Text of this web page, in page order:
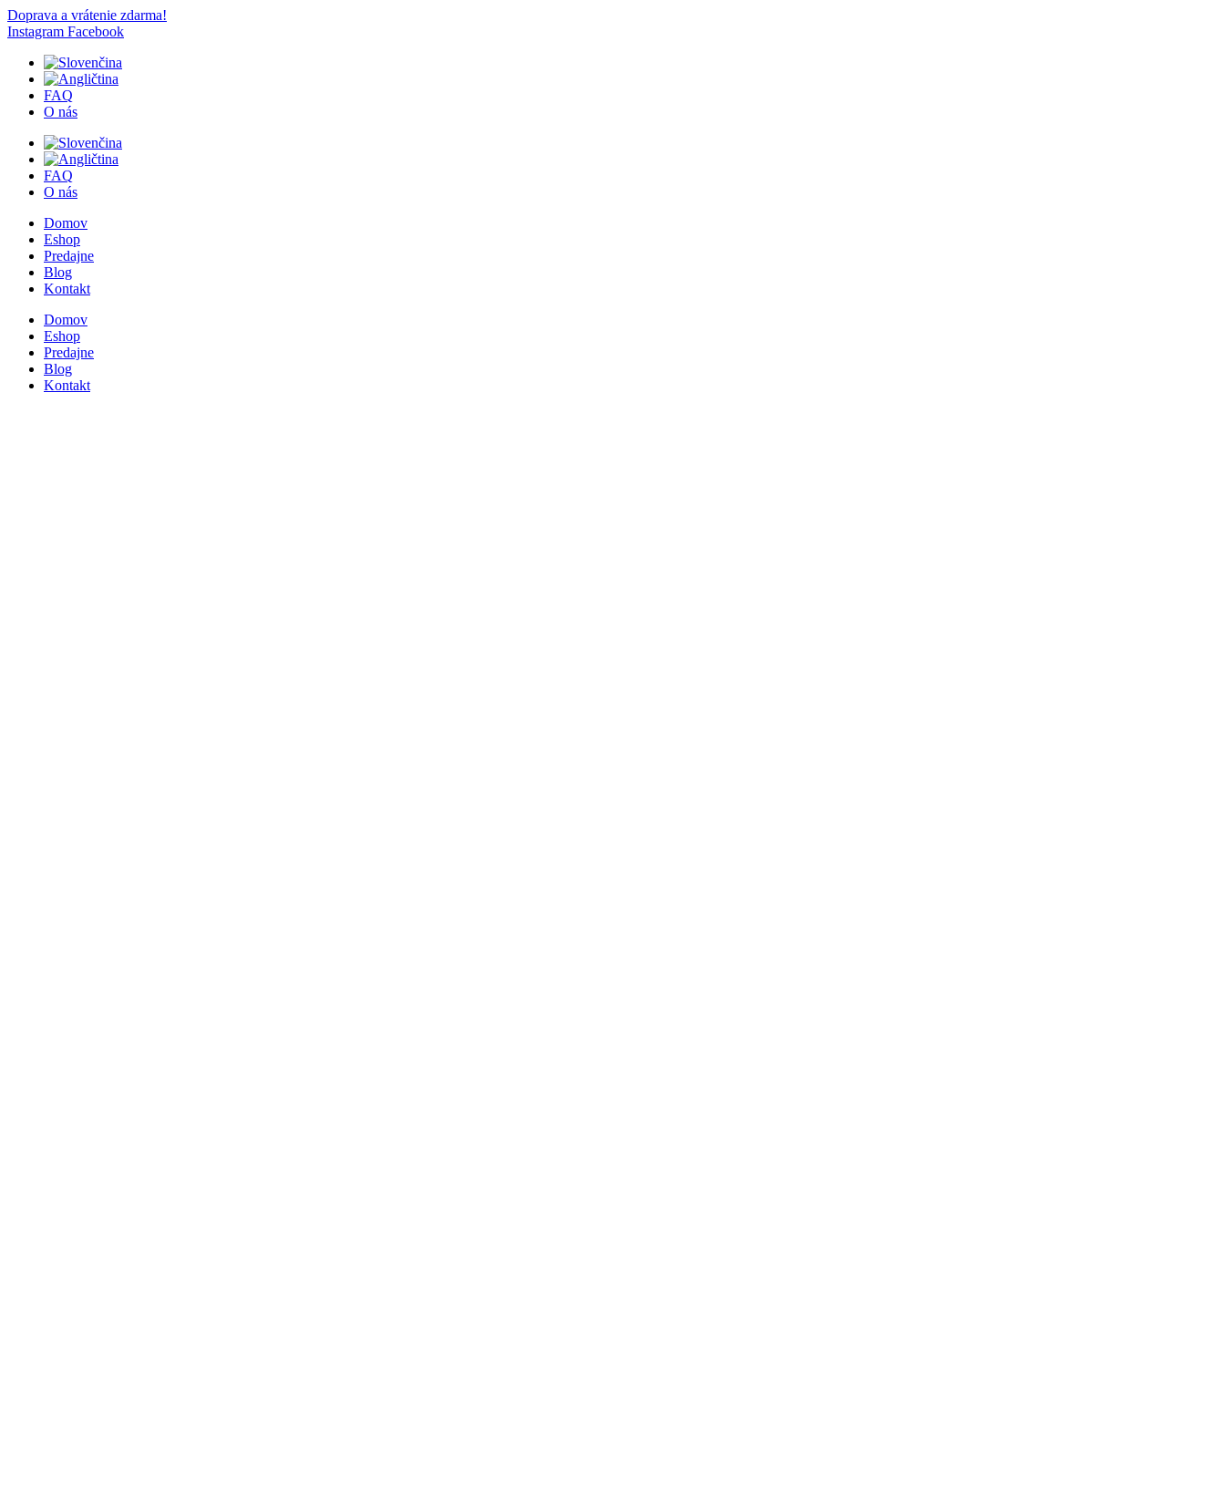
Doprava a vrátenie zdarma!
Instagram Facebook
FAQ
O nás
FAQ
O nás
Domov
Eshop
Predajne
Blog
Kontakt
Domov
Eshop
Predajne
Blog
Kontakt